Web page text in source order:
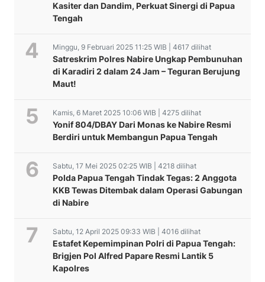
Kasiter dan Dandim, Perkuat Sinergi di Papua
Tengah
Minggu, 9 Februari 2025 11:25 WIB | 4617 dilihat
Satreskrim Polres Nabire Ungkap Pembunuhan
di Karadiri 2 dalam 24 Jam – Teguran Berujung
Maut!
Kamis, 6 Maret 2025 10:06 WIB | 4275 dilihat
Yonif 804/DBAY Dari Monas ke Nabire Resmi
Berdiri untuk Membangun Papua Tengah
Sabtu, 17 Mei 2025 02:25 WIB | 4218 dilihat
Polda Papua Tengah Tindak Tegas: 2 Anggota
KKB Tewas Ditembak dalam Operasi Gabungan
di Nabire
Sabtu, 12 April 2025 09:33 WIB | 4016 dilihat
Estafet Kepemimpinan Polri di Papua Tengah:
Brigjen Pol Alfred Papare Resmi Lantik 5
Kapolres